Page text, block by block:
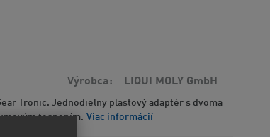
Výrobca LIQUI MOLY GmbH
Tronic. Jednodielny plastový adaptér s dvoma
tesnením. Viac informácií